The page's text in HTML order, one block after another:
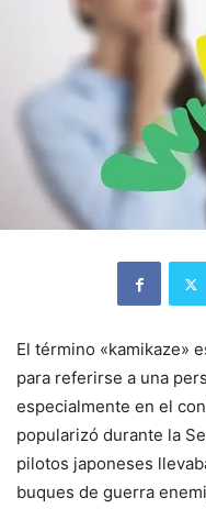
El término «kamikaze»
para referirse a una
especialmente en el
popularizó durante la
pilotos japoneses
buques de guerra